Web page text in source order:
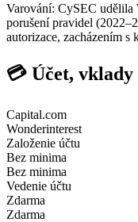
Varování: CySEC udělila
porušení pravidel
autorizace, zacházením
💳 Účet,
Capital.com
Wonderinterest
Založenie účtu
Bez minima
Bez minima
Vedenie účtu
Zdarma
Zdarma